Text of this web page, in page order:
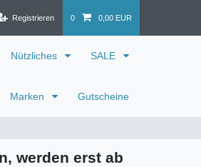
Registrieren 0 0,00 EUR
Nützliches SALE
Marken Gutscheine
werden erst ab